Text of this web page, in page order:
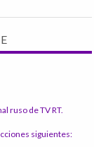
ruso de TV RT.
siguientes: